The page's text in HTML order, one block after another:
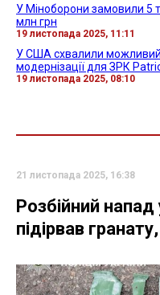
У Міноборони замовили 5
млн грн
19 листопада 2025, 11:11
У США схвалили можливий
модернізації для ЗРК
19 листопада 2025, 08:10
21 листопада 2025, 16:38
Розбійний напад
підірвав